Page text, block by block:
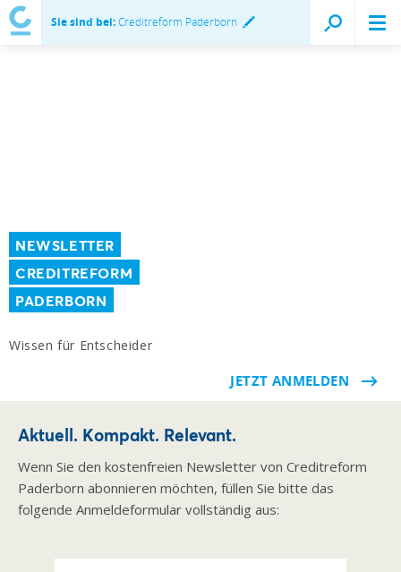
Sie sind bei:Creditreform Paderborn
NEWSLETTER
CREDITREFORM
PADERBORN
Wissen für Entscheider
JETZT ANMELDEN
Aktuell. Kompakt. Relevant.
Wenn Sie den kostenfreien Newsletter von Creditreform
Paderborn abonnieren möchten, füllen Sie bitte das
folgende Anmeldeformular vollständig aus: